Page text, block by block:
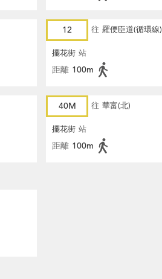
12 往 羅便臣道(循環線)
擺花街 站
距離 100m
40M 往 華富(北)
擺花街 站
距離 100m